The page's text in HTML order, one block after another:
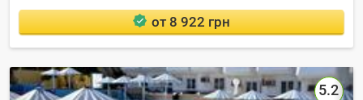
от 8 922 грн
5.2